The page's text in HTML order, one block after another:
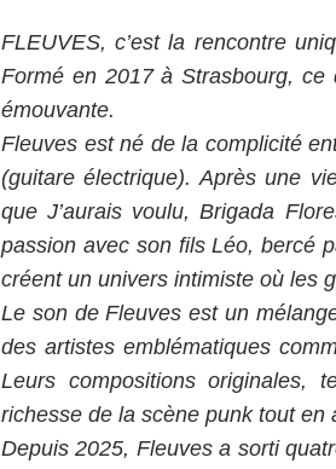
FLEUVES, c’est la rencontre
Formé en 2017 à Strasbourg, ce
émouvante.
Fleuves est né de la complicité
(guitare électrique). Après une
que J’aurais voulu, Brigada
passion avec son fils Léo, bercé
créent un univers intimiste où les
Le son de Fleuves est un
des artistes emblématiques
Leurs compositions originales,
richesse de la scène punk tout en
Depuis 2025, Fleuves a sorti